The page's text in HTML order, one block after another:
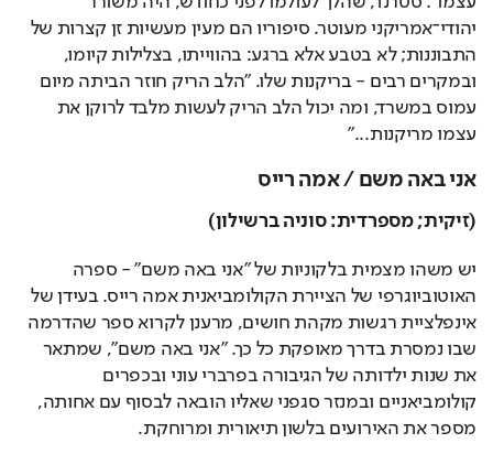
יהודי־אמריקני מעוטר. סיפוריו הם מעין מעשיות זן קצרות של
התבוננות; לא בטבע אלא ברגע: בהווייתו, בצלילות קיומו,
ובמקרים רבים - בריקנות שלו. "הלב הריק חוזר הביתה מיום
עמוס במשרד, ומה יכול הלב הריק לעשות מלבד לרוקן את
עצמו מריקנות..."
אני באה משם / אמה רייס
(זיקית; מספרדית: סוניה ברשילון)
יש משהו מצמית בלקוניות של "אני באה משם" - ספרה
האוטוביוגרפי של הציירת הקולומביאנית אמה רייס. בעידן של
אינפלציית רגשות מקהת חושים, מרענן לקרוא ספר שהדרמה
שבו נמסרת בדרך מאופקת כל כך. "אני באה משם", שמתאר
את שנות ילדותה של הגיבורה בפרברי עוני ובכפרים
קולומביאניים ובמנזר סגפני שאליו הובאה לבסוף עם אחותה,
מספר את האירועים בלשון תיאורית ומרוחקת.